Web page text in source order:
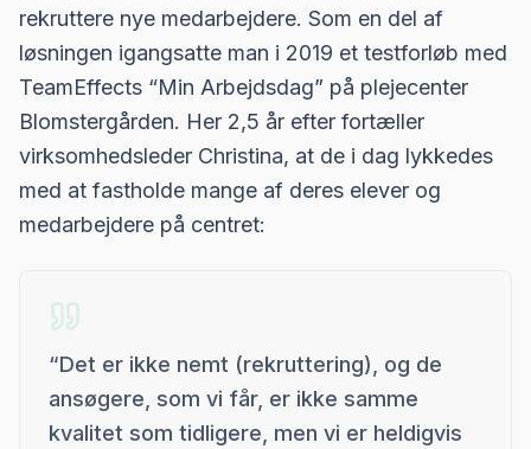
rekruttere nye medarbejdere. Som en del af
løsningen igangsatte man i 2019 et testforløb med
TeamEffects “Min Arbejdsdag” på plejecenter
Blomstergården. Her 2,5 år efter fortæller
virksomhedsleder Christina, at de i dag lykkedes
med at fastholde mange af deres elever og
medarbejdere på centret:
“Det er ikke nemt (rekruttering), og de
ansøgere, som vi får, er ikke samme
kvalitet som tidligere, men vi er heldigvis